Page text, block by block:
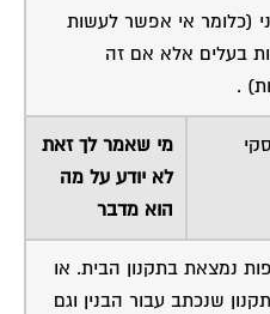
(כלומר אי אפשר לעשות
בעלים אלא אם זה
.
מי שאמר לך זאת
לא יודע על מה
הוא מדבר
נמצאת בתקנון הבית. או
שנכתב עבור הבנין וגם